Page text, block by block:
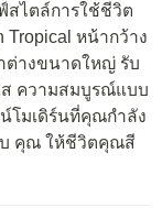
สไตล์การใช้ชีวิต
Tropical หน้ากว้าง
ต่างขนาดใหญ่ รับ
ส ความสมบูรณ์แบบ
โมเดิร์นที่คุณกำลัง
บ คุณ ให้ชีวิตคุณสี